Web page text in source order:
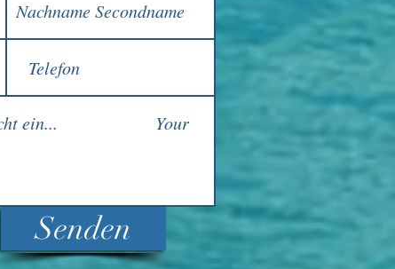
Senden